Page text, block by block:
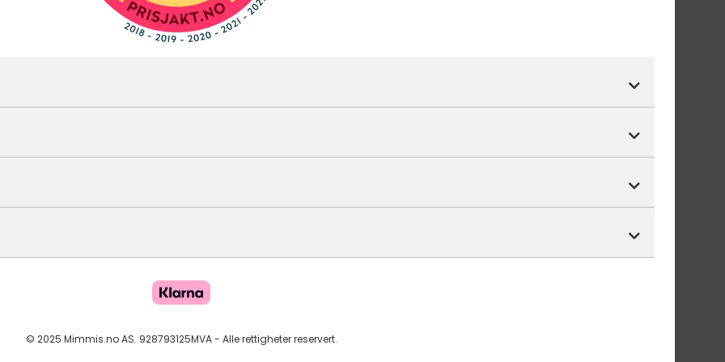
© 2025 Mimmis.no AS. 928793125MVA - Alle rettigheter reservert.